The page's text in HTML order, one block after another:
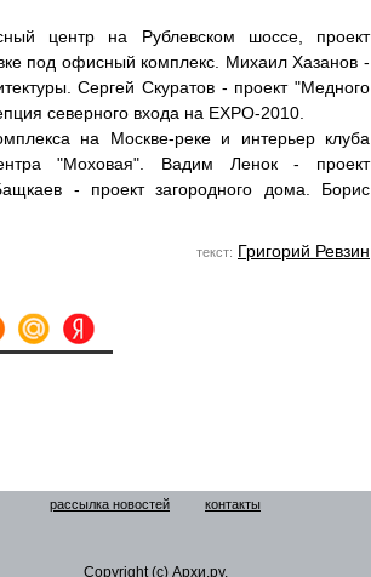
центр на Рублевском шоссе, проект
под офисный комплекс. Михаил Хазанов -
Сергей Скуратов - проект "Медного
северного входа на ЕХРО-2010.
на Москве-реке и интерьер клуба
"Моховая". Вадим Ленок - проект
- проект загородного дома. Борис
текст: Григорий Ревзин
рассылка новостей контакты
Copyright (c) Архи.ру.